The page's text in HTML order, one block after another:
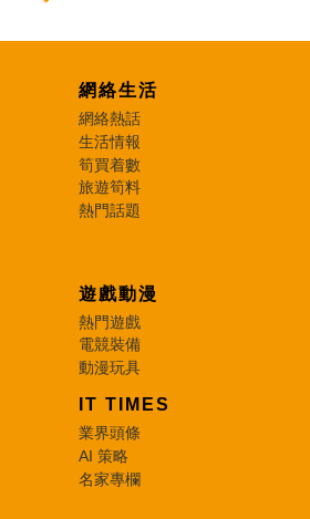
網絡生活
網絡熱話
生活情報
筍買着數
旅遊筍料
熱門話題
遊戲動漫
熱門遊戲
電競裝備
動漫玩具
IT TIMES
業界頭條
AI 策略
名家專欄